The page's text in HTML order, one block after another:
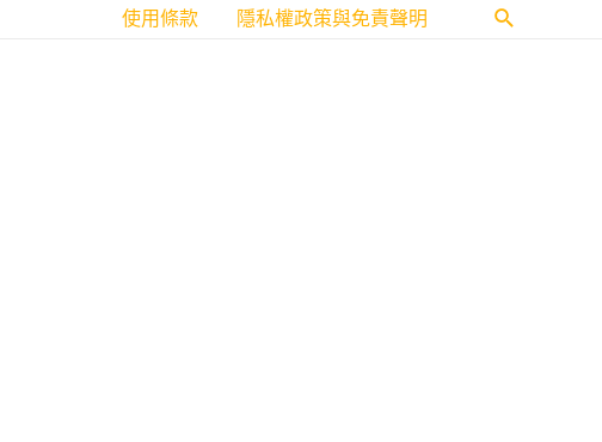
使用條款 隱私權政策與免責聲明
搜